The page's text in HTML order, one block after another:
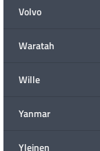
Volvo
Waratah
Wille
Yanmar
Yleinen